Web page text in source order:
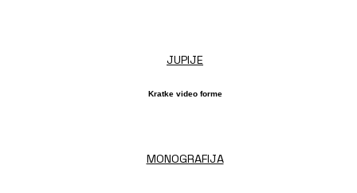
JUPIJE
Kratke video forme
MONOGRAFIJA